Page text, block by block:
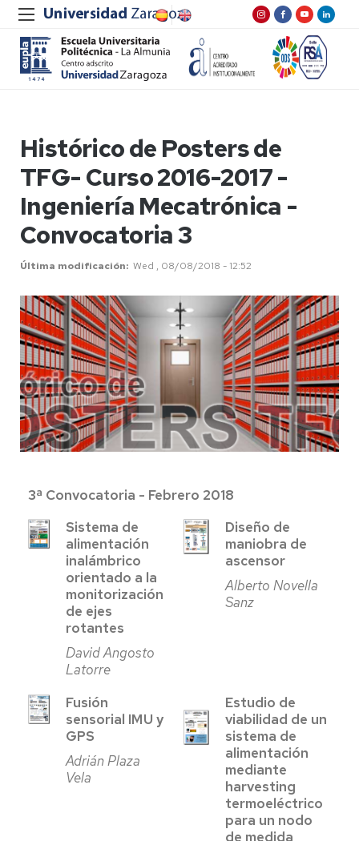
Histórico de Posters de
TFG- Curso 2016-2017 -
Ingeniería Mecatrónica -
Convocatoria 3
Última modificación Wed , 08/08/2018 - 12:52
3ª Convocatoria - Febrero 2018
Sistema de
alimentación
inalámbrico
orientado a la
monitorización
de ejes
rotantes
David Angosto
Latorre
Diseño de
maniobra de
ascensor
Alberto Novella
Sanz
Fusión
sensorial IMU y
GPS
Adrián Plaza
Vela
Estudio de
viabilidad de un
sistema de
alimentación
mediante
harvesting
termoeléctrico
para un nodo
de medida